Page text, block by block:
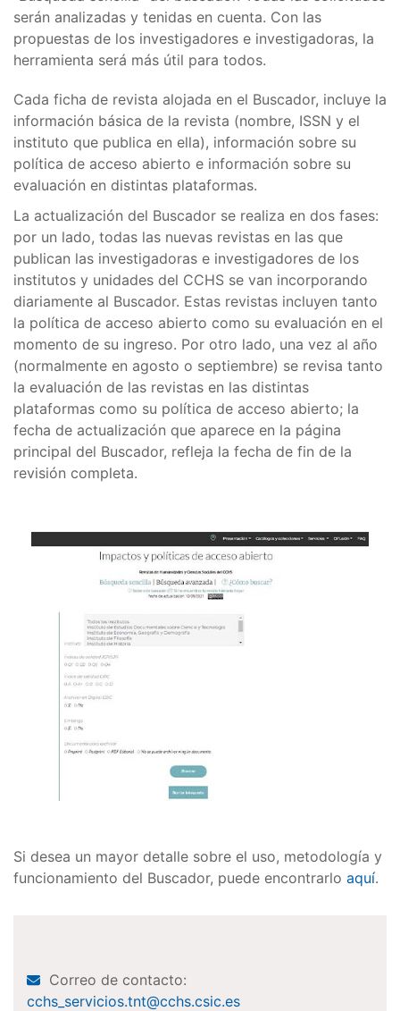
serán analizadas y tenidas en cuenta. Con las
propuestas de los investigadores e investigadoras, la
herramienta será más útil para todos.
Cada ficha de revista alojada en el Buscador, incluye la
información básica de la revista (nombre, ISSN y el
instituto que publica en ella), información sobre su
política de acceso abierto e información sobre su
evaluación en distintas plataformas.
La actualización del Buscador se realiza en dos fases:
por un lado, todas las nuevas revistas en las que
publican las investigadoras e investigadores de los
institutos y unidades del CCHS se van incorporando
diariamente al Buscador. Estas revistas incluyen tanto
la política de acceso abierto como su evaluación en el
momento de su ingreso. Por otro lado, una vez al año
(normalmente en agosto o septiembre) se revisa tanto
la evaluación de las revistas en las distintas
plataformas como su política de acceso abierto; la
fecha de actualización que aparece en la página
principal del Buscador, refleja la fecha de fin de la
revisión completa.
Si desea un mayor detalle sobre el uso, metodología y
funcionamiento del Buscador, puede encontrarlo aquí.
Correo de contacto:
cchs_servicios.tnt@cchs.csic.es